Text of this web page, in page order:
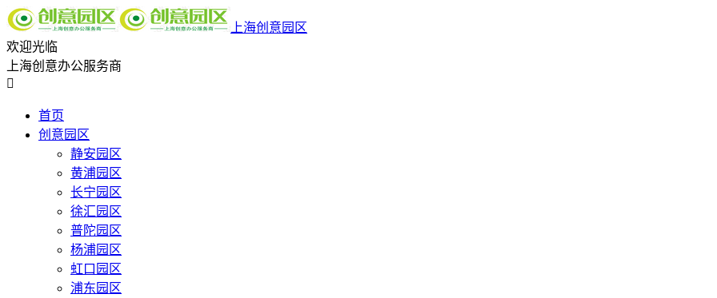
上海创意园区
欢迎光临
上海创意办公服务商

首页
创意园区
静安园区
黄浦园区
长宁园区
徐汇园区
普陀园区
杨浦园区
虹口园区
浦东园区